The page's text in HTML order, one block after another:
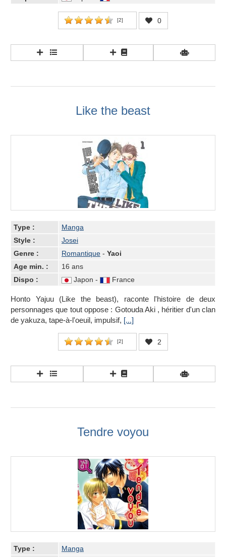
[2] 0
Like the beast
Type :
Manga
Style :
Josei
Genre :
Romantique - Yaoi
Age min. :
16 ans
Dispo :
Japon - France
Honto Yajuu (Like the beast), raconte l'histoire de deux
personnages que tout oppose : Gotouda Aki , héritier d'un clan
de yakuza, tape-à-l'oeuil, impulsif, [...]
[2] 2
Tendre voyou
Type :
Manga